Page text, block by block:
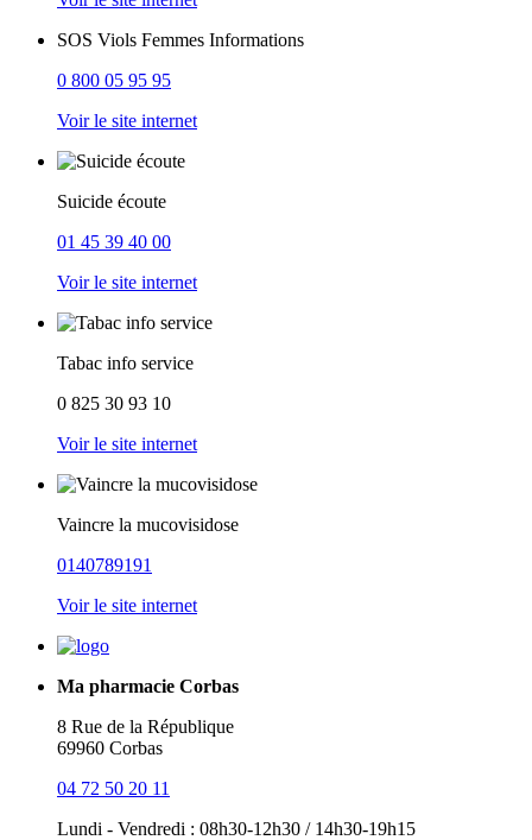
SOS Viols Femmes Informations
0 800 05 95 95
Voir le site internet
Suicide écoute
01 45 39 40 00
Voir le site internet
Tabac info service
0 825 30 93 10
Voir le site internet
Vaincre la mucovisidose
0140789191
Voir le site internet
Ma pharmacie Corbas
8 Rue de la République
69960 Corbas
04 72 50 20 11
Lundi - Vendredi : 08h30-12h30 / 14h30-19h15